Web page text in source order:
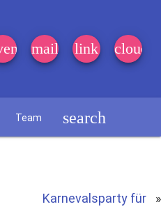
mail link cloud
Team search
Karnevalsparty für
»